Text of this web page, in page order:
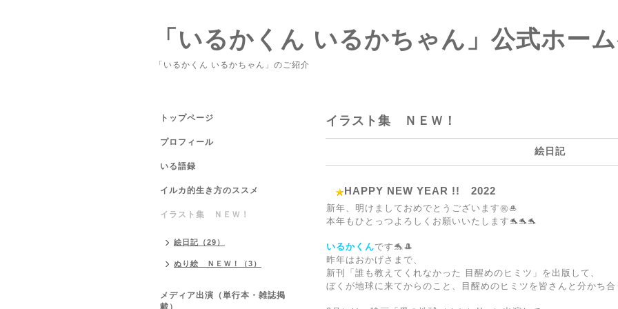
「いるかくん いるかちゃん」公式ホー
「いるかくん いるかちゃん」のご紹介
イラスト集 ＮＥＷ！
絵日記
HAPPY NEW YEAR !! 2022
新年、明けましておめでとうございます㊗️🎍
本年もひとっつよろしくお願いいたします🐬🐬🐬
いるかくんです🐬🎩
昨年はおかげさまで、
新刊「誰も教えてくれなかった 目醒めのヒミツ」を出版して、
ぼくが地球に来てからのこと、目醒めのヒミツを皆さんと分かち合
トップページ
プロフィール
いる語録
イルカ的生き方のススメ
イラスト集 ＮＥＷ！
絵日記（29）
ぬり絵 ＮＥＷ！（3）
メディア出演（単行本・雑誌掲
載）